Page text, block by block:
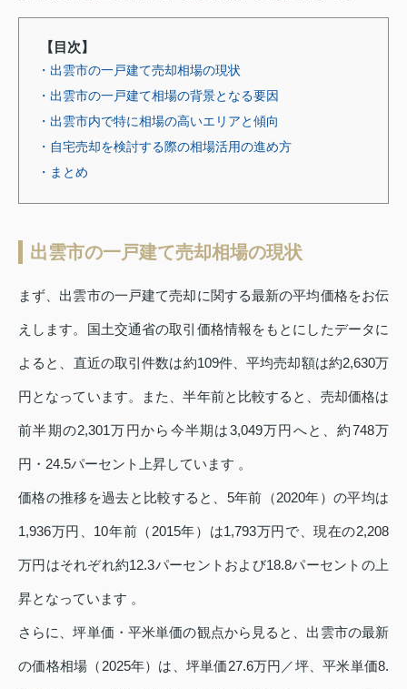
【目次】
・出雲市の一戸建て売却相場の現状
・出雲市の一戸建て相場の背景となる要因
・出雲市内で特に相場の高いエリアと傾向
・自宅売却を検討する際の相場活用の進め方
・まとめ
出雲市の一戸建て売却相場の現状
まず、出雲市の一戸建て売却に関する最新の平均価格をお伝
えします。国土交通省の取引価格情報をもとにしたデータに
よると、直近の取引件数は約109件、平均売却額は約2,630万
円となっています。また、半年前と比較すると、売却価格は
前半期の2,301万円から今半期は3,049万円へと、約748万
円・24.5パーセント上昇しています 。
価格の推移を過去と比較すると、5年前（2020年）の平均は
1,936万円、10年前（2015年）は1,793万円で、現在の2,208
万円はそれぞれ約12.3パーセントおよび18.8パーセントの上
昇となっています 。
さらに、坪単価・平米単価の観点から見ると、出雲市の最新
の価格相場（2025年）は、坪単価27.6万円／坪、平米単価8.